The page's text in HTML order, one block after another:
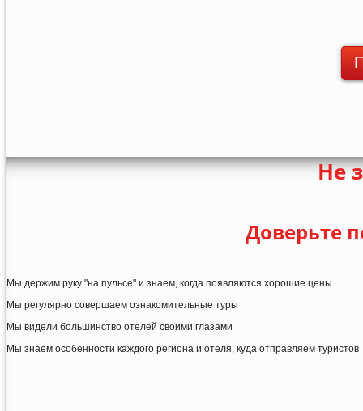
Не
Доверьте
Мы держим руку "на пульсе" и знаем, когда появляются хорошие цены
Мы регулярно совершаем ознакомительные туры
Мы видели большинство отелей своими глазами
Мы знаем особенности каждого региона и отеля, куда отправляем туристов